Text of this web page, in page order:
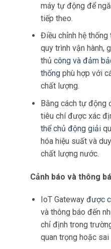
máy tự động để
tiếp theo.
Điều chỉnh hệ
quy trình vận hành,
thủ công và đảm
thốngphù hợp với
chất lượng.
Bằng cách tự động
tiêu chí được xác
thể chủ động giải
hóa hiệu suất và
chất lượng nước.
Cảnh báo và thông
IoT Gateway được
và thông báo đến
chỉ định trong
quan trọng hoặc sai